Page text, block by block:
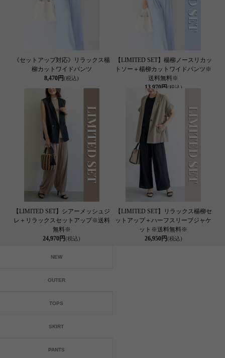
《セットアップ対応》リラックス楊
柳カットワイドパンツ
8,470円(税込)
【LIMITED SET】楊柳ノースリカッ
トソー＋楊柳カットワイドパンツ※
送料無料※
13,970円(税込)
【LIMITED SET】シアーメッシュジ
レ＋リラックスセットアップ※送料
無料※
24,970円(税込)
【LIMITED SET】リラックス楊柳セ
ットアップ＋ハーフスリーブジャケ
ット※送料無料※
26,950円(税込)
NEW
OUTER
TOPS
SKIRT
PANTS